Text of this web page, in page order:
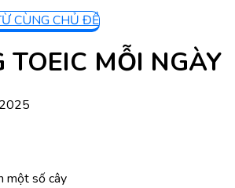
CÙNG CHỦ ĐỀ
TOEIC MỖI NGÀY
một số cây